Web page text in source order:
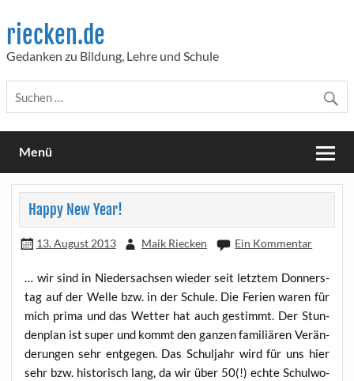
content
riecken.de
Gedanken zu Bildung, Lehre und Schule
Menü
Happy New Year!
13. August 2013 Maik Riecken Ein Kommentar
… wir sind in Nie­der­sach­sen wie­der seit letz­tem Don­ners­
tag auf der Wel­le bzw. in der Schu­le. Die Feri­en waren für
mich pri­ma und das Wet­ter hat auch gestimmt. Der Stun­
den­plan ist super und kommt den gan­zen fami­liä­ren Ver­än­
de­run­gen sehr ent­ge­gen. Das Schul­jahr wird für uns hier
sehr bzw. his­to­risch lang, da wir über 50(!) ech­te Schul­wo­